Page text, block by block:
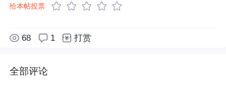
给本帖投票
68 1 打赏
全部评论